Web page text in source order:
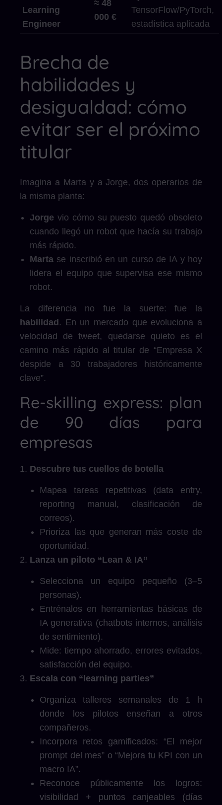
Learning
Engineer
≈ 48
000 €
TensorFlow/PyTorch,
estadística aplicada
Brecha de
habilidades y
desigualdad: cómo
evitar ser el próximo
titular
Imagina a Marta y a Jorge, dos operarios de
la misma planta:
Jorge vio cómo su puesto quedó obsoleto
cuando llegó un robot que hacía su trabajo
más rápido.
Marta se inscribió en un curso de IA y hoy
lidera el equipo que supervisa ese mismo
robot.
La diferencia no fue la suerte: fue la
habilidad . En un mercado que evoluciona a
velocidad de tweet, quedarse quieto es el
camino más rápido al titular de “Empresa X
despide a 30 trabajadores históricamente
clave”.
Re-skilling express: plan
de 90 días para
empresas
Descubre tus cuellos de botella
Mapea tareas repetitivas (data entry,
reporting manual, clasificación de
correos).
Prioriza las que generan más coste de
oportunidad.
Lanza un piloto “Lean & IA”
Selecciona un equipo pequeño (3–5
personas).
Entrénalos en herramientas básicas de
IA generativa (chatbots internos, análisis
de sentimiento).
Mide: tiempo ahorrado, errores evitados,
satisfacción del equipo.
Escala con “learning parties”
Organiza talleres semanales de 1 h
donde los pilotos enseñan a otros
compañeros.
Incorpora retos gamificados: “El mejor
prompt del mes” o “Mejora tu KPI con un
macro IA”.
Reconoce públicamente los logros:
visibilidad + puntos canjeables (días